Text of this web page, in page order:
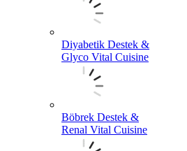
Diyabetik Destek &
Glyco Vital Cuisine
Böbrek Destek &
Renal Vital Cuisine